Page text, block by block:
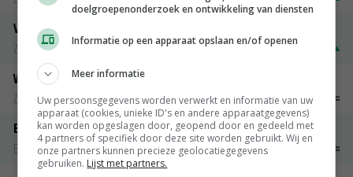
Volle melkpoeder
Zuivel weekprijzen
€ 345,00 € 20,00
Weipoeder
Zuivel weekprijzen
€ 134,00 € 0,00
Boeren Gouda 12 kg
Boerenkaas
€ 6,05 € 0,00
doelgroepenonderzoek en ontwikkeling van diensten
Informatie op een apparaat opslaan en/of openen
Meer informatie
Uw persoonsgegevens worden verwerkt en informatie van uw
apparaat (cookies, unieke ID's en andere apparaatgegevens)
kan worden opgeslagen door, geopend door en gedeeld met
4 partners of specifiek door deze site worden gebruikt. Wij en
onze partners kunnen precieze geolocatiegegevens
gebruiken. Lijst met partners.